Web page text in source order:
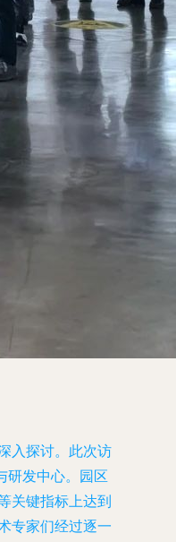
入探讨。此次访
研发中心。园区
关键指标上达到
专家们经过逐一